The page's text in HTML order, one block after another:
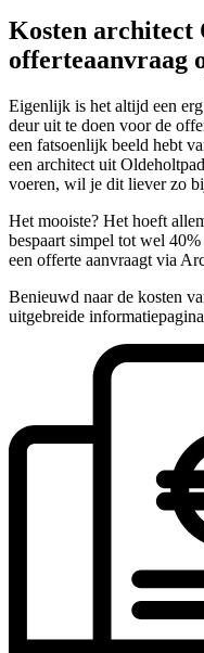
Kosten architect
offerteaanvraag
Eigenlijk is het altijd een
deur uit te doen voor de
een fatsoenlijk beeld hebt
een architect uit
voeren, wil je dit liever zo
Het mooiste? Het hoeft
bespaart simpel tot wel
een offerte aanvraagt via
Benieuwd naar de kosten
uitgebreide